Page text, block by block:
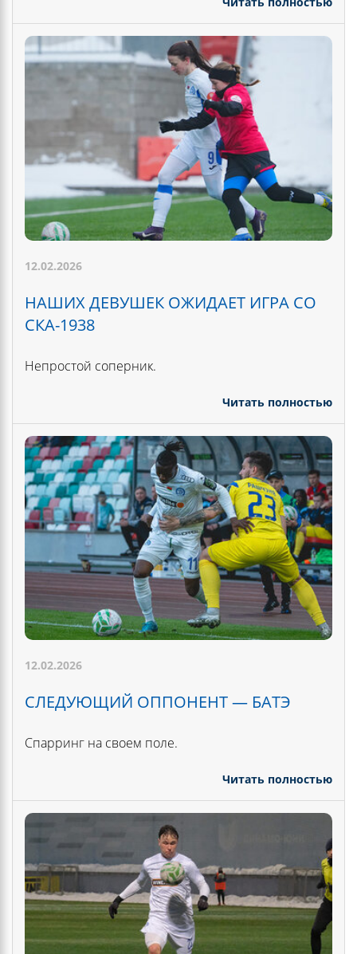
12.02.2026
НАШИХ ДЕВУШЕК ОЖИДАЕТ ИГРА СО
СКА-1938
Непростой соперник.
Читать полностью
12.02.2026
СЛЕДУЮЩИЙ ОППОНЕНТ — БАТЭ
Спарринг на своем поле.
Читать полностью